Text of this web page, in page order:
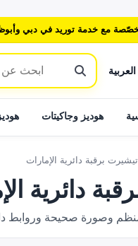
مع خدمة توريد في دبي
العربية
هوديز وجاكيتات
تيشيرت برقبة دائرية الإمارات
دائرية
وصورة صحيحة وروابط